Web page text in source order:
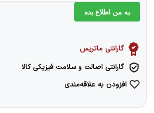
به من اطلاع بده
گارانتی ماتریس
گارانتی اصالت و سلامت فیزیکی کالا
افزودن به علاقه‌مندی